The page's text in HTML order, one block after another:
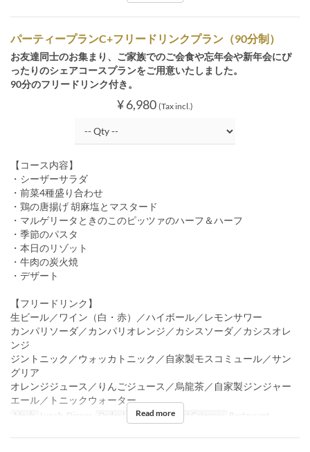
パーティープランC+フリードリンクプラン（90分制）
お友達同士のお集まり、ご家族でのご会食や忘年会や新年会にぴ
ったりのシェアコースプランをご用意いたしました。
90分のフリードリンク付き。
¥ 6,980 (Tax incl.)
【コース内容】
・シーザーサラダ
・前菜4種盛り合わせ
・鶏の唐揚げ 胡麻塩とマスタード
・マルゲリータときのこのピッツァのハーフ＆ハーフ
・季節のパスタ
・本日のリゾット
・牛肉の炭火焼
・デザート
【フリードリンク】
生ビール／ワイン（白・赤）／ハイボール／レモンサワー
カンパリソーダ／カンパリオレンジ／カシスソーダ／カシスオレ
ンジ
ジントニック／ウォッカトニック／自家製モスコミュール／サン
グリア
オレンジジュース／りんごジュース／烏龍茶／自家製ジンジャー
エール／トニックウォーター
Meals Lunch, Dinner Order Limit 4 ~ 34 Seat Category Restaurant
Read more